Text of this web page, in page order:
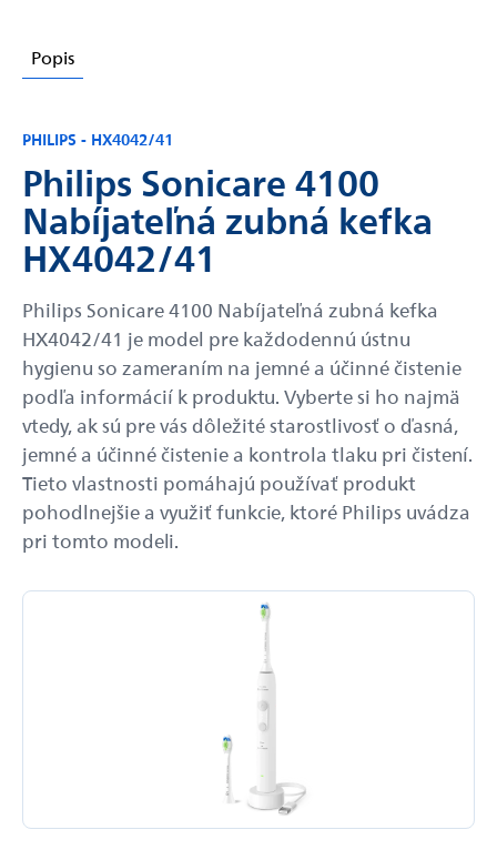
Popis
PHILIPS - HX4042/41
Philips Sonicare 4100
Nabíjateľná zubná kefka
HX4042/41
Philips Sonicare 4100 Nabíjateľná zubná kefka
HX4042/41 je model pre každodennú ústnu
hygienu so zameraním na jemné a účinné čistenie
podľa informácií k produktu. Vyberte si ho najmä
vtedy, ak sú pre vás dôležité starostlivosť o ďasná,
jemné a účinné čistenie a kontrola tlaku pri čistení.
Tieto vlastnosti pomáhajú používať produkt
pohodlnejšie a využiť funkcie, ktoré Philips uvádza
pri tomto modeli.